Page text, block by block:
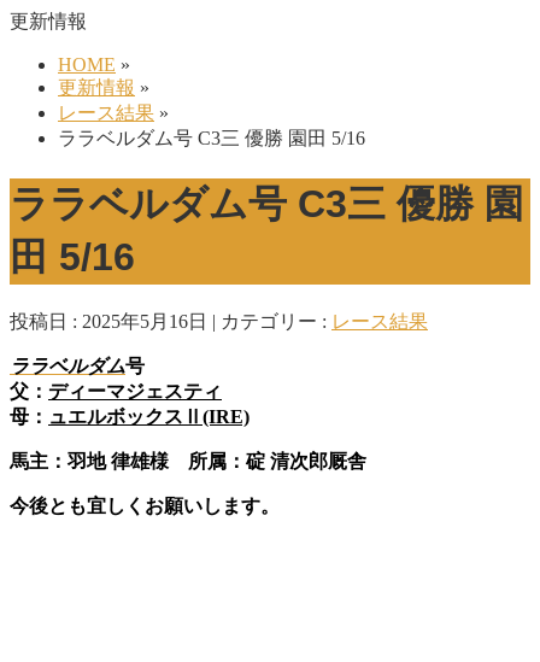
更新情報
HOME »
更新情報 »
レース結果 »
ララベルダム号 C3三 優勝 園田 5/16
ララベルダム号 C3三 優勝 園
田 5/16
投稿日 : 2025年5月16日 カテゴリー : レース結果
ララベルダム号
父： ディーマジェスティ
母： ュエルボックスⅡ(IRE)
馬主：羽地 律雄様 所属：碇 清次郎厩舎
今後とも宜しくお願いします。